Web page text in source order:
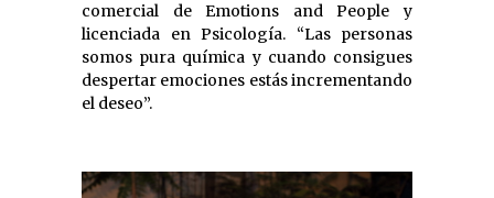
comercial de Emotions and People y
licenciada en Psicología. “Las personas
somos pura química y cuando consigues
despertar emociones estás incrementando
el deseo”.